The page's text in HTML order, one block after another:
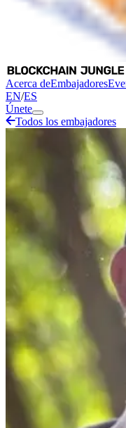
Acerca deEmbajadores
EN/ES
Únete
Todos los embajadores